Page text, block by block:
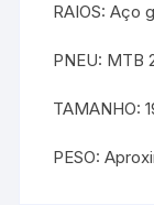
RAIOS: Aço
PNEU: MTB
TAMANHO:
PESO: